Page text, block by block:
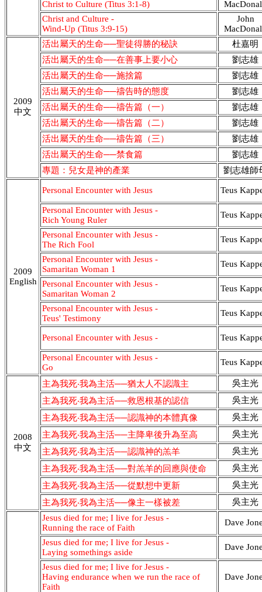
Christ to Culture (Titus 3:1-8)
Christ and Culture -
Wind-Up (Titus 3:9-15)
John
2009
中文
活出屬天的生命──聖徒得勝的秘訣
杜嘉明
活出屬天的生命──在善事上要小心
劉志雄
活出屬天的生命──施捨篇
劉志雄
活出屬天的生命──禱告時的態度
劉志雄
活出屬天的生命──禱告篇（一）
劉志雄
活出屬天的生命──禱告篇（二）
劉志雄
活出屬天的生命──禱告篇（三）
劉志雄
活出屬天的生命──禁食篇
劉志雄
專題：兒女是神的產業
劉志雄師
2009
English
Personal Encounter with Jesus Teus
Personal Encounter with Jesus -
Rich Young Ruler
Teus
Personal Encounter with Jesus -
The Rich Fool
Teus
Personal Encounter with Jesus -
Samaritan Woman 1
Teus
Personal Encounter with Jesus -
Samaritan Woman 2
Teus
Personal Encounter with Jesus -
Teus' Testimony
Teus
Personal Encounter with Jesus - Teus
Personal Encounter with Jesus -
Go
Teus
2008
中文
主為我死‧我為主活──猶太人不認識主
吳主光
主為我死‧我為主活──救恩根基的認信
吳主光
主為我死‧我為主活──認識神的本體真像
吳主光
主為我死‧我為主活──主降卑後升為至高
吳主光
主為我死‧我為主活──認識神的羔羊
吳主光
主為我死‧我為主活──對羔羊的回應與使命
吳主光
主為我死‧我為主活──從默想中更新
吳主光
主為我死‧我為主活──像主一樣被差
吳主光
Jesus died for me; I live for Jesus -
Running the race of Faith
Dave
Jesus died for me; I live for Jesus -
Laying somethings aside
Dave
Jesus died for me; I live for Jesus -
Having endurance when we run the race of
Faith
Dave